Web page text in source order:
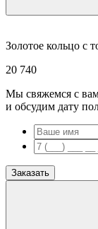
Золотое кольцо с
20 740
Мы свяжемся с
и обсудим дату
Заказать